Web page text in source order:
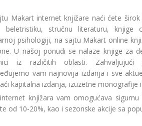
Makart internet knjižare naći ćete
beletristiku, stručnu literaturu,
psihologiji, na sajtu Makart online
U našoj ponudi se nalaze knjige za
iz različitih oblasti. Zahvaljujući
vam najnovija izdanja i sve
kapitalna izdanja, izuzetne monografije
knjižara vam omogućava
od 10-20%, kao i sezonske akcije sa